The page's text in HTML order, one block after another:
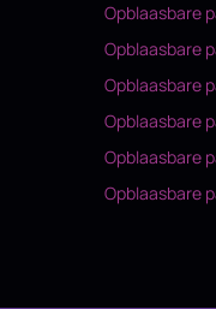
Opblaasbare
Opblaasbare
Opblaasbare
Opblaasbare
Opblaasbare
Opblaasbare